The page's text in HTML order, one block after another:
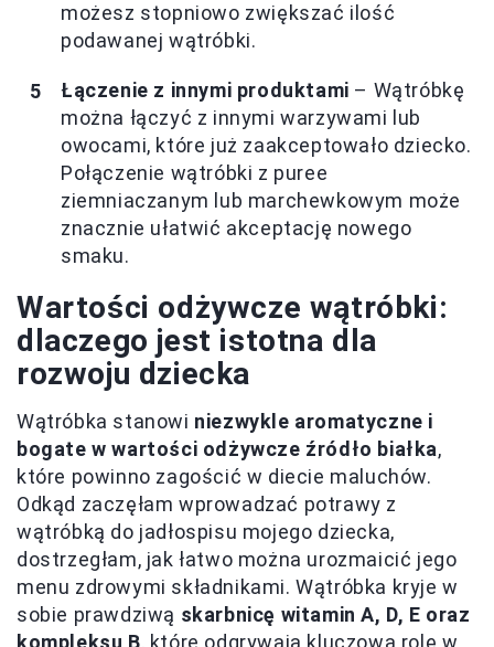
możesz stopniowo zwiększać ilość
podawanej wątróbki.
Łączenie z innymi produktami – Wątróbkę
można łączyć z innymi warzywami lub
owocami, które już zaakceptowało dziecko.
Połączenie wątróbki z puree
ziemniaczanym lub marchewkowym może
znacznie ułatwić akceptację nowego
smaku.
Wartości odżywcze wątróbki:
dlaczego jest istotna dla
rozwoju dziecka
Wątróbka stanowi niezwykle aromatyczne i
bogate w wartości odżywcze źródło białka,
które powinno zagościć w diecie maluchów.
Odkąd zaczęłam wprowadzać potrawy z
wątróbką do jadłospisu mojego dziecka,
dostrzegłam, jak łatwo można urozmaicić jego
menu zdrowymi składnikami. Wątróbka kryje w
sobie prawdziwą skarbnicę witamin A, D, E oraz
kompleksu B, które odgrywają kluczową rolę w